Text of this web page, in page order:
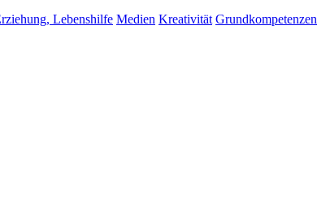
Lebenshilfe Medien Kreativität Grundkompetenzen